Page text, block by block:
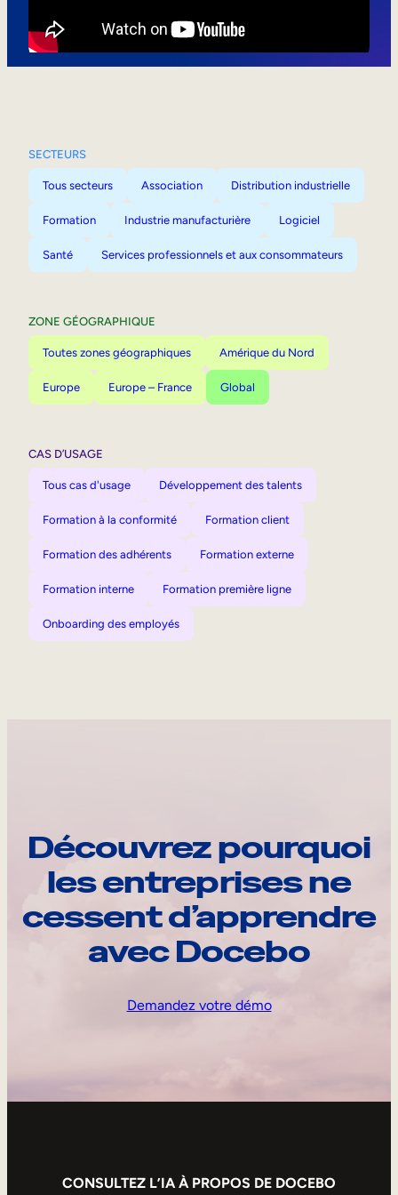
SECTEURS
Tous secteurs Association Distribution industrielle
Formation Industrie manufacturière Logiciel
Santé Services professionnels et aux consommateurs
ZONE GÉOGRAPHIQUE
Toutes zones géographiques Amérique du Nord
Europe Europe – France Global
CAS D’USAGE
Tous cas d'usage Développement des talents
Formation à la conformité Formation client
Formation des adhérents Formation externe
Formation interne Formation première ligne
Onboarding des employés
Découvrez pourquoi
les entreprises ne
cessent d’apprendre
avec Docebo
Demandez votre démo
CONSULTEZ L’IA À PROPOS DE DOCEBO